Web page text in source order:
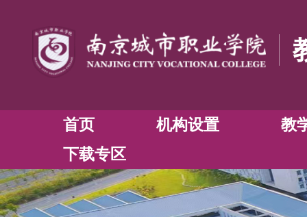
首页 机构设置
下载专区